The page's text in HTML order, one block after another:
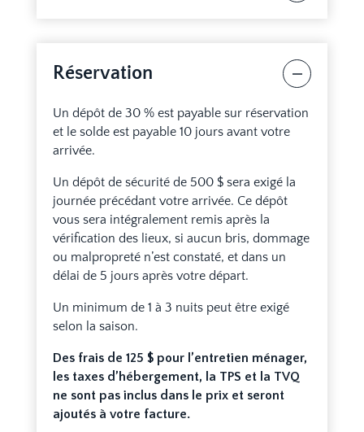
Réservation
Un dépôt de 30 % est payable sur réservation
et le solde est payable 10 jours avant votre
arrivée.
Un dépôt de sécurité de 500 $ sera exigé la
journée précédant votre arrivée. Ce dépôt
vous sera intégralement remis après la
vérification des lieux, si aucun bris, dommage
ou malpropreté n’est constaté, et dans un
délai de 5 jours après votre départ.
Un minimum de 1 à 3 nuits peut être exigé
selon la saison.
Des frais de 125 $ pour l’entretien ménager,
les taxes d’hébergement, la TPS et la TVQ
ne sont pas inclus dans le prix et seront
ajoutés à votre facture.